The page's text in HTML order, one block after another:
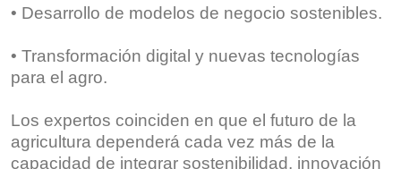
• Desarrollo de modelos de negocio sostenibles.
• Transformación digital y nuevas tecnologías
para el agro.
Los expertos coinciden en que el futuro de la
agricultura dependerá cada vez más de la
capacidad de integrar sostenibilidad, innovación